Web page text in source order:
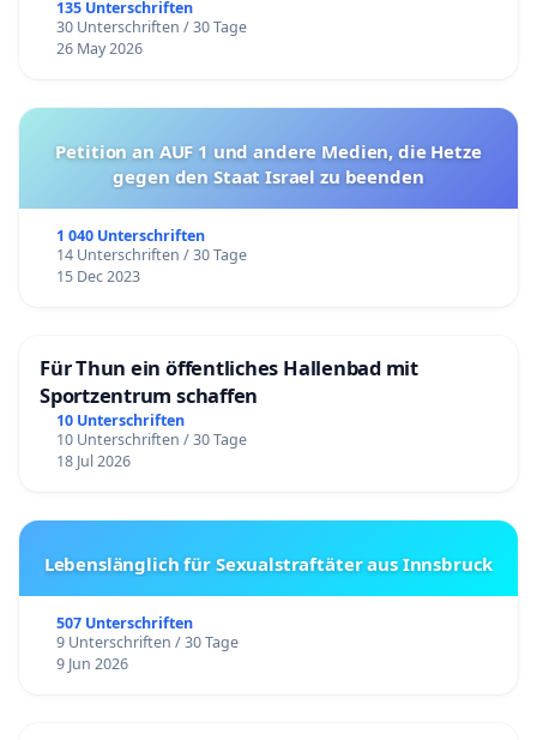
135 Unterschriften
30 Unterschriften / 30 Tage
26 May 2026
Petition an AUF 1 und andere Medien, die Hetze
gegen den Staat Israel zu beenden
1 040 Unterschriften
14 Unterschriften / 30 Tage
15 Dec 2023
Für Thun ein öffentliches Hallenbad mit
Sportzentrum schaffen
10 Unterschriften
10 Unterschriften / 30 Tage
18 Jul 2026
Lebenslänglich für Sexualstraftäter aus Innsbruck
507 Unterschriften
9 Unterschriften / 30 Tage
9 Jun 2026